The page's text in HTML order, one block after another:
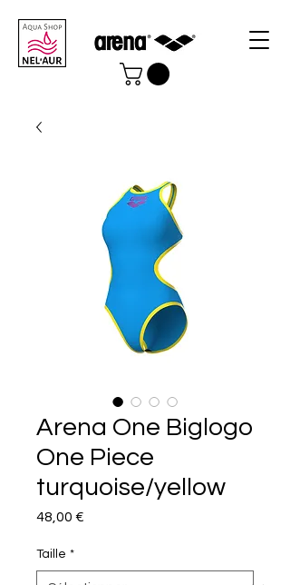
Arena One Biglogo
One Piece
turquoise/yellow
48,00 €
Taille *